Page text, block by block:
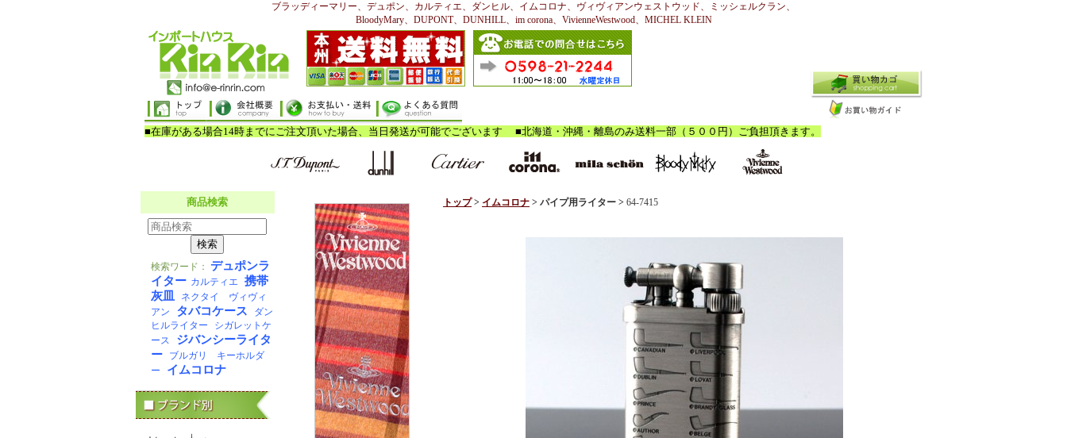
ブラッディーマリー、デュポン、カルティエ、ダンヒル、イムコロナ、ヴィヴィアンウェストウッド、ミッシェルクラン、
BloodyMary、DUPONT、DUNHILL、im corona、VivienneWestwood、MICHEL KLEIN
トップ> イムコロナ > パイプ用 ライター > 64-7415